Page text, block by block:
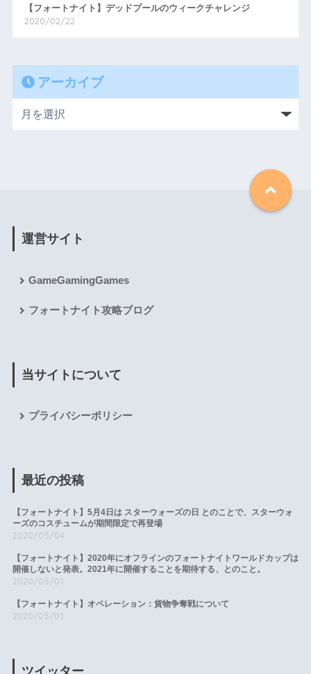
【フォートナイト】デッドプールのウィークチャレンジ
2020/02/22
アーカイブ
運営サイト
GameGamingGames
フォートナイト攻略ブログ
当サイトについて
プライバシーポリシー
最近の投稿
【フォートナイト】5月4日は スターウォーズの日 とのことで、スターウォ
ーズのコスチュームが期間限定で再登場
2020/05/04
【フォートナイト】2020年にオフラインのフォートナイトワールドカップは
開催しないと発表。2021年に開催することを期待する、とのこと。
2020/05/01
【フォートナイト】オペレーション：貨物争奪戦について
2020/05/01